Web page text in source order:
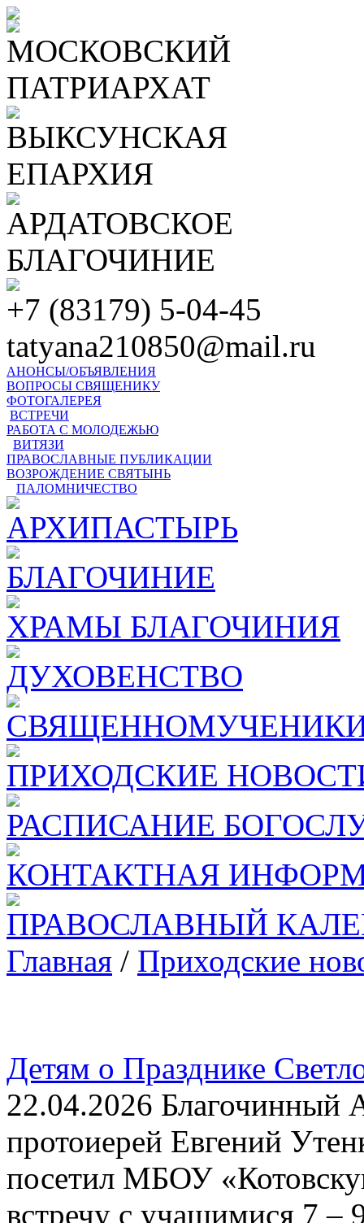
МОСКОВСКИЙ
ПАТРИАРХАТ
ВЫКСУНСКАЯ
ЕПАРХИЯ
АРДАТОВСКОЕ
БЛАГОЧИНИЕ
+7 (83179) 5-04-45
tatyana210850@mail.ru
АНОНСЫ/ОБЪЯВЛЕНИЯ
ВОПРОСЫ СВЯЩЕНИКУ
ФОТОГАЛЕРЕЯ
ВСТРЕЧИ
РАБОТА С МОЛОДЕЖЬЮ
ВИТЯЗИ
ПРАВОСЛАВНЫЕ ПУБЛИКАЦИИ
ВОЗРОЖДЕНИЕ СВЯТЫНЬ
ПАЛОМНИЧЕСТВО
АРХИПАСТЫРЬ
БЛАГОЧИНИЕ
ХРАМЫ БЛАГОЧИНИЯ
ДУХОВЕНСТВО
ПРИХОДСКИЕ
РАСПИСАНИЕ
КОНТАКТНАЯ
ПРАВОСЛАВНЫЙ
Главная / Приходские
Детям о Празднике
22.04.2026 Благочинный
протоиерей Евгений
посетил МБОУ
встречу с учащимися 7 –